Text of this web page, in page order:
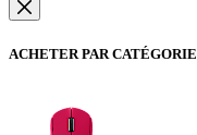
ACHETER PAR CATÉGORIE